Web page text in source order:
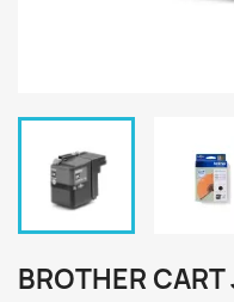
BROTHER